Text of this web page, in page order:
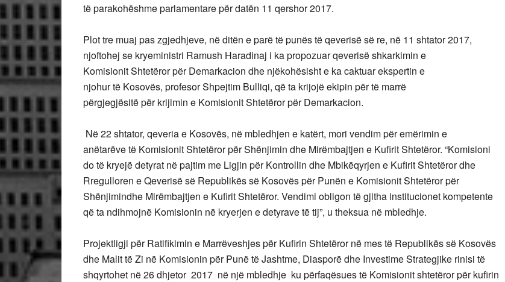
të parakohëshme parlamentare për datën 11 qershor 2017.
Plot tre muaj pas zgjedhjeve, në ditën e parë të punës të qeverisë së re, në 11 shtator 2017,
njoftohej se kryeministri Ramush Haradinaj i ka propozuar qeverisë shkarkimin e
Komisionit Shtetëror përDemarkacion dhe njëkohësisht e ka caktuar ekspertin e
njohur të Kosovës, profesor Shpejtim Bulliqi, që ta krijojë ekipin për të marrë
përgjegjësitë për krijimin e Komisionit Shtetëror përDemarkacion.
Në 22 shtator, qeveria e Kosovës, në mbledhjen e katërt, mori vendim për emërimin e
anëtarëve të KomisionitShtetëror për Shënjimin dhe Mirëmbajtjen e Kufirit Shtetëror. “Komisioni
do të kryejë detyrat në pajtim me Ligjin për Kontrollin dhe Mbikëqyrjen e Kufirit Shtetëror dhe
Rregulloren e Qeverisë së Republikës së Kosovës për Punën e Komisionit Shtetëror për
Shënjimindhe Mirëmbajtjen e Kufirit Shtetëror. Vendimi obligon të gjitha institucionet kompetente
që ta ndihmojnë Komisionin në kryerjen e detyrave të tij”, u theksua në mbledhje.
Projektligji për Ratifikimin e Marrëveshjes për Kufirin Shtetëror në mes të Republikës së Kosovës
dhe Malit të Zi në Komisionin për Punë të Jashtme, Diasporë dhe Investime Strategjike rinisi të
shqyrtohet në 26 dhjetor 2017 në një mbledhje ku përfaqësues të Komisionit shtetëror për kufirin